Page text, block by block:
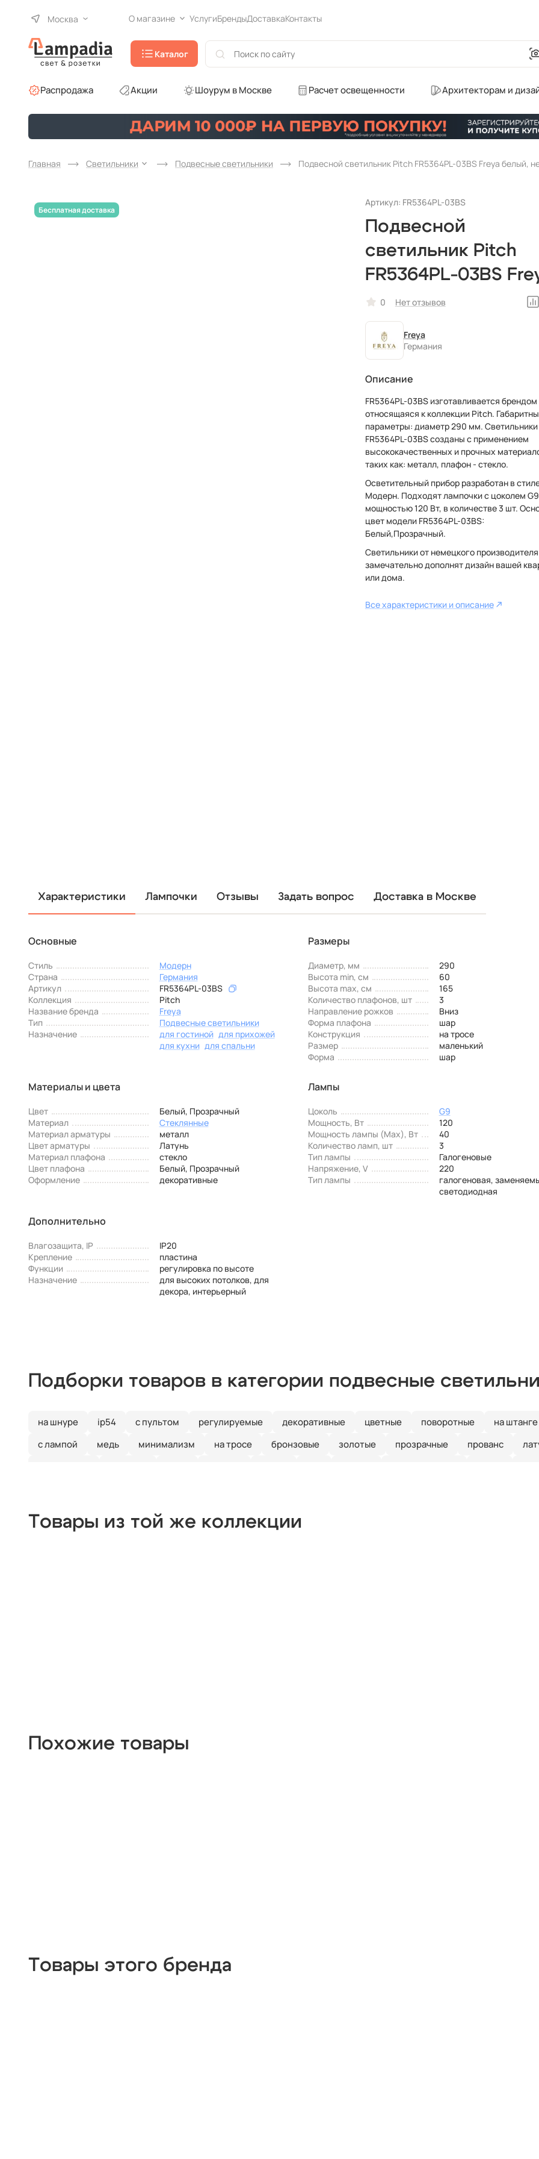
Москва О магазине УслугиБрендыДоставкаКонтакты
Каталог
Распродажа Акции Шоурум в Москве Расчет освещенности Архитекторам и
Главная Светильники Подвесные светильники Подвесной светильник Pitch FR5364PL-03BS Freya белый,
Артикул: FR5364PL-03BS
Подвесной
светильник Pitch
FR5364PL-03BS
белый, немецкий
0 Нет отзывов
Freya
Германия
Описание
FR5364PL-03BS изготавливается
относящаяся к коллекции Pitch.
параметры: диаметр 290 мм. Светильники Freya
FR5364PL-03BS созданы с применением
высококачественных и прочных
таких как: металл, плафон - стекло.
Осветительный прибор разработан в
Модерн. Подходят лампочки с цоколем G9
мощностью 120 Вт, в количестве 3 шт.
цвет модели FR5364PL-03BS:
Белый,Прозрачный.
Светильники от немецкого
замечательно дополнят дизайн вашей
или дома.
Все характеристики и описание
Характеристики Лампочки Отзывы Задать вопрос Доставка в Москве
Основные
Стиль
Модерн
Страна
Германия
Артикул
FR5364PL-03BS
Коллекция
Pitch
Название бренда
Freya
Тип
Подвесные светильники
Назначение
для гостиной для прихожей
для кухни для спальни
Размеры
Диаметр, мм
290
Высота min, см
60
Высота max, см
165
Количество плафонов, шт
3
Направление рожков
Вниз
Форма плафона
шар
Конструкция
на тросе
Размер
маленький
Форма
шар
Материалы и цвета
Цвет
Белый, Прозрачный
Материал
Стеклянные
Материал арматуры
металл
Цвет арматуры
Латунь
Материал плафона
стекло
Цвет плафона
Белый, Прозрачный
Оформление
декоративные
Лампы
Цоколь
G9
Мощность, Вт
120
Мощность лампы (Max), Вт
40
Количество ламп, шт
3
Тип лампы
Галогеновые
Напряжение, V
220
Тип лампы
галогеновая,
светодиодная
Дополнительно
Влагозащита, IP
IP20
Крепление
пластина
Функции
регулировка по высоте
Назначение
для высоких потолков, для
декора, интерьерный
Подборки товаров в категории подвесные
на шнуре ip54 с пультом регулируемые декоративные цветные поворотные
на штанге
с лампой
медь минимализм на тросе бронзовые золотые прозрачные прованс
деревянные
из цветного стекла
Товары из той же коллекции
Похожие товары
Товары этого бренда